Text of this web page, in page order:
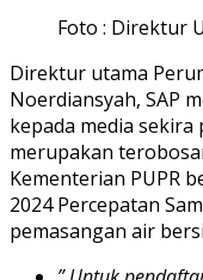
Foto : Direktur
Direktur utama
Noerdiansyah, SAP
kepada media sekira
merupakan
Kementerian PUPR
2024 Percepatan
pemasangan air